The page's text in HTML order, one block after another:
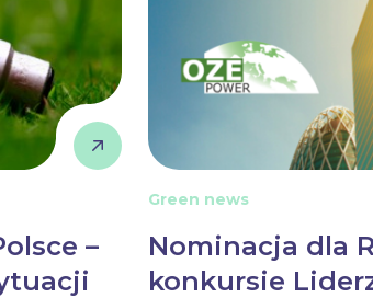
–
Green news
Nominacja dla
konkursie